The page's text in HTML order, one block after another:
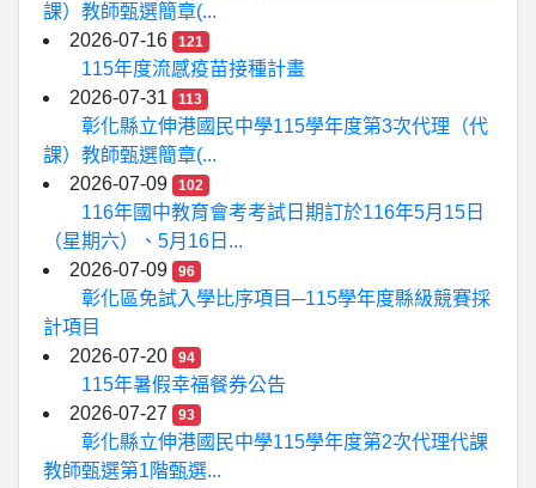
課）教師甄選簡章(...
2026-07-16
121
115年度流感疫苗接種計畫
2026-07-31
113
彰化縣立伸港國民中學115學年度第3次代理（代
課）教師甄選簡章(...
2026-07-09
102
116年國中教育會考考試日期訂於116年5月15日
（星期六）、5月16日...
2026-07-09
96
彰化區免試入學比序項目─115學年度縣級競賽採
計項目
2026-07-20
94
115年暑假幸福餐券公告
2026-07-27
93
彰化縣立伸港國民中學115學年度第2次代理代課
教師甄選第1階甄選...